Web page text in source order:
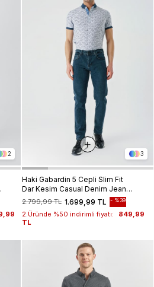
2 3
Haki Gabardin 5 Cepli Slim Fit
Dar Kesim Casual Denim Jean
Kot Pantolon 1023240150
1.699,99 TL
2.799,99 TL %39
2.Üründe %50 indirimli fiyatı:
849,99
TL